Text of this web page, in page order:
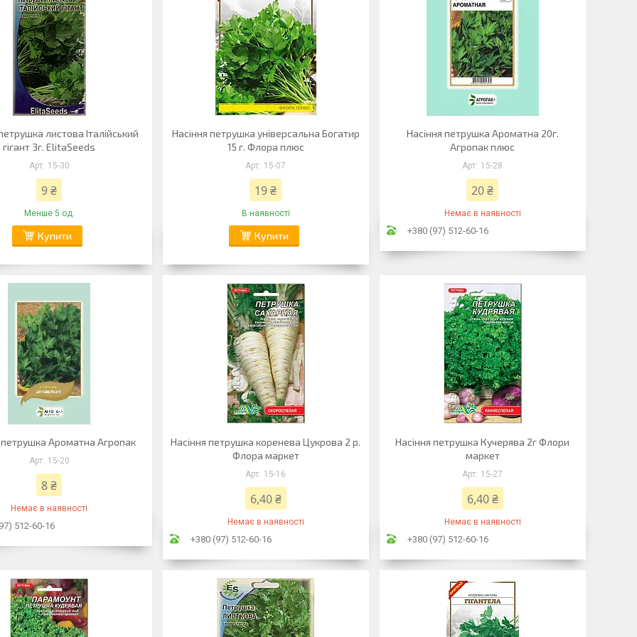
листова Італійський
гігант 3г. ElitaSeeds
15-30
9 ₴
Менше 5 од.
Купити
Насіння петрушка універсальна Богатир
15 г. Флора плюс
15-07
19 ₴
В наявності
Купити
Насіння петрушка Ароматна 20г.
Агропак плюс
15-28
20 ₴
Немає в наявності
+380 (97) 512-60-16
петрушка Ароматна Агропак
15-20
8 ₴
Немає в наявності
512-60-16
Насіння петрушка коренева Цукрова 2 р.
Флора маркет
15-16
6,40 ₴
Немає в наявності
+380 (97) 512-60-16
Насіння петрушка Кучерява 2г Флори
маркет
15-27
6,40 ₴
Немає в наявності
+380 (97) 512-60-16